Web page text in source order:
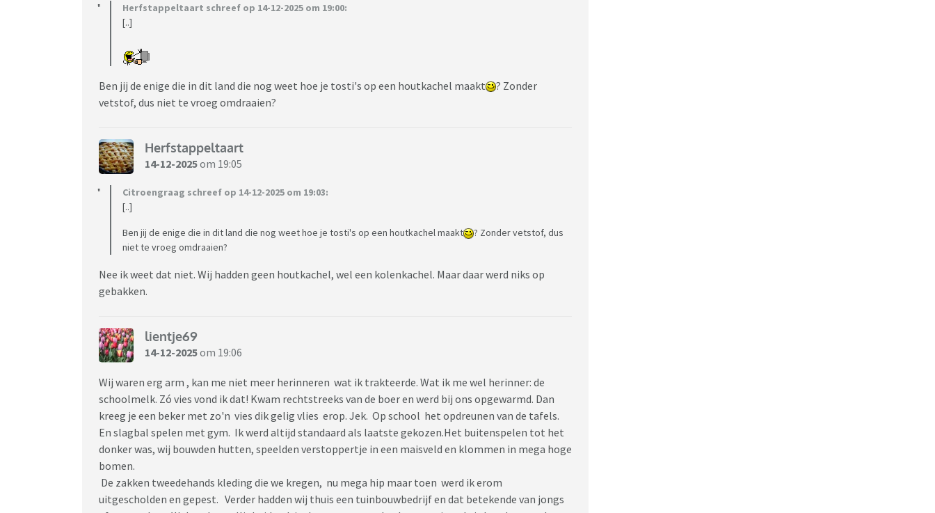
Herfstappeltaart schreef op 14-12-2025 om 19:00:
[..]
Ben jij de enige die in dit land die nog weet hoe je tosti's op een houtkachel maakt
? Zonder
vetstof, dus niet te vroeg omdraaien?
Herfstappeltaart
14-12-2025om 19:05
Citroengraag schreef op 14-12-2025 om 19:03:
[..]
Ben jij de enige die in dit land die nog weet hoe je tosti's op een houtkachel maakt
? Zonder vetstof, dus
niet te vroeg omdraaien?
Nee ik weet dat niet. Wij hadden geen houtkachel, wel een kolenkachel. Maar daar werd niks op
gebakken.
lientje69
14-12-2025om 19:06
Wij waren erg arm , kan me niet meer herinneren wat ik trakteerde. Wat ik me wel herinner: de
schoolmelk. Zó vies vond ik dat! Kwam rechtstreeks van de boer en werd bij ons opgewarmd. Dan
kreeg je een beker met zo'n vies dik gelig vlies erop. Jek. Op school het opdreunen van de tafels.
En slagbal spelen met gym. Ik werd altijd standaard als laatste gekozen.Het buitenspelen tot het
donker was, wij bouwden hutten, speelden verstoppertje in een maisveld en klommen in mega hoge
bomen.
De zakken tweedehands kleding die we kregen, nu mega hip maar toen werd ik erom
uitgescholden en gepest. Verder hadden wij thuis een tuinbouwbedrijf en dat betekende van jongs